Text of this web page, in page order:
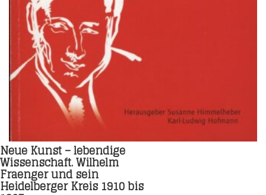
Neue Kunst – lebendige
Wissenschaft. Wilhelm
Fraenger und sein
Heidelberger Kreis 1910 bis